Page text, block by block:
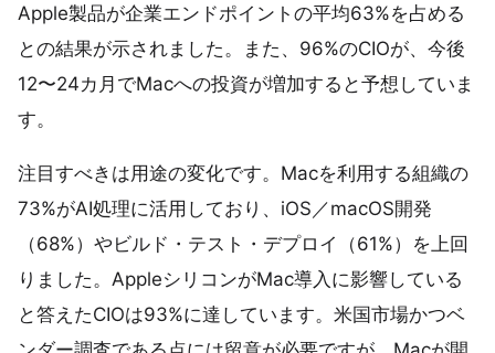
Apple製品が企業エンドポイントの平均63%を占める
との結果が示されました。また、96%のCIOが、今後
12〜24カ月でMacへの投資が増加すると予想していま
す。
注目すべきは用途の変化です。Macを利用する組織の
73%がAI処理に活用しており、iOS／macOS開発
（68%）やビルド・テスト・デプロイ（61%）を上回
りました。AppleシリコンがMac導入に影響している
と答えたCIOは93%に達しています。米国市場かつベ